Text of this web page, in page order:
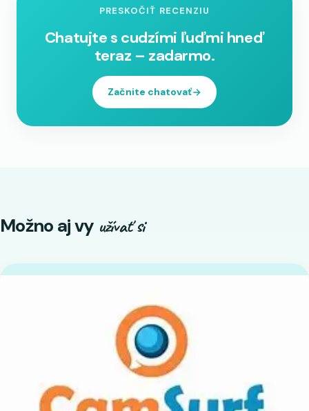
PRESKOČIŤ RECENZIU
Chatujte s cudzími ľuďmi hneď
teraz – zadarmo.
Začnite chatovať
Možno aj vy užívať si